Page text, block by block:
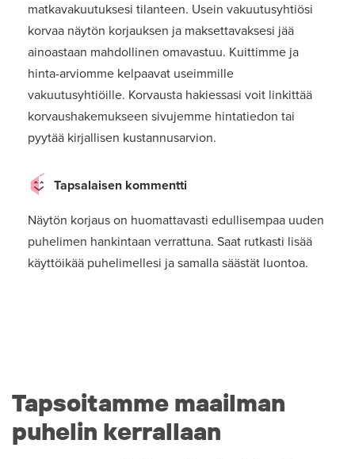
matkavakuutuksesi tilanteen. Usein vakuutusyhtiösi
korvaa näytön korjauksen ja maksettavaksesi jää
ainoastaan mahdollinen omavastuu. Kuittimme ja
hinta-arviomme kelpaavat useimmille
vakuutusyhtiöille. Korvausta hakiessasi voit linkittää
korvaushakemukseen sivujemme hintatiedon tai
pyytää kirjallisen kustannusarvion.
Tapsalaisen kommentti
Näytön korjaus on huomattavasti edullisempaa uuden
puhelimen hankintaan verrattuna. Saat rutkasti lisää
käyttöikää puhelimellesi ja samalla säästät luontoa.
Tapsoitamme maailman
puhelin kerrallaan